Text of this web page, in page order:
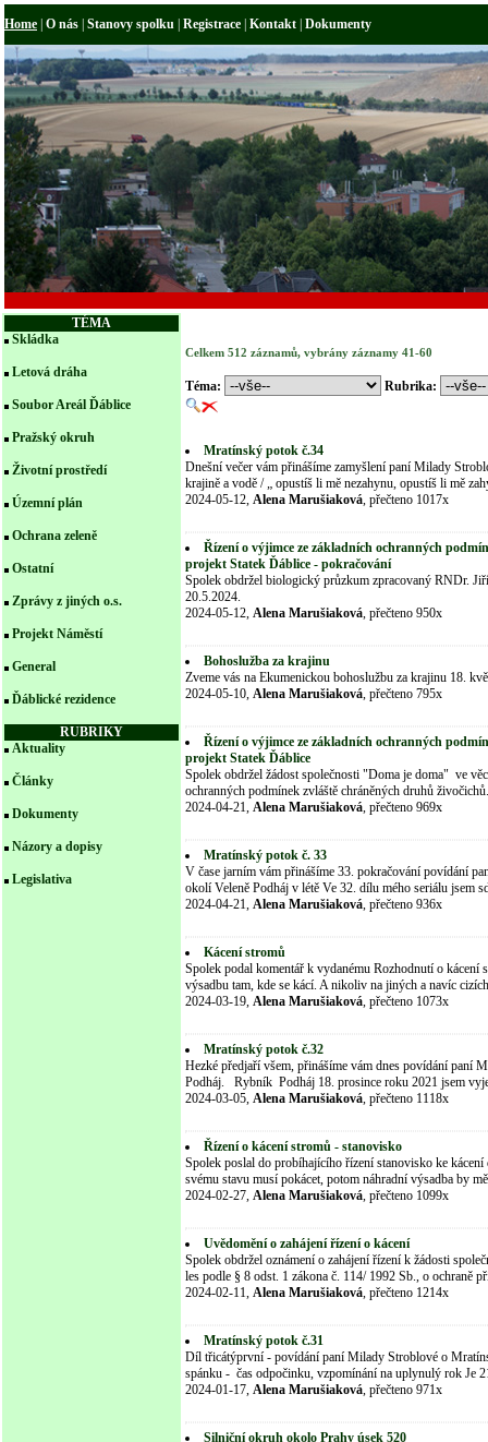
Home O nás Stanovy spolku Registrace Kontakt Dokumenty
TÉMA
Skládka
Letová dráha
Soubor Areál Ďáblice
Pražský okruh
Životní prostředí
Územní plán
Ochrana zeleně
Ostatní
Zprávy z jiných o.s.
Projekt Náměstí
General
Ďáblické rezidence
RUBRIKY
Aktuality
Články
Dokumenty
Názory a dopisy
Legislativa
Celkem 512 záznamů, vybrány záznamy 41-60
Téma: Rubrika:
Mratínský potok č.34
Dnešní večer vám přinášíme zamyšlení paní Milady
krajině a vodě / „ opustíš li mě nezahynu, opustíš li mě
2024-05-12, Alena Marušiaková, přečteno 1017x
Řízení o výjimce ze základních ochranných
projekt Statek Ďáblice - pokračování
Spolek obdržel biologický průzkum zpracovaný RNDr.
20.5.2024.
2024-05-12, Alena Marušiaková, přečteno 950x
Bohoslužba za krajinu
Zveme vás na Ekumenickou bohoslužbu za krajinu 18.
2024-05-10, Alena Marušiaková, přečteno 795x
Řízení o výjimce ze základních ochranných
projekt Statek Ďáblice
Spolek obdržel žádost společnosti "Doma je doma" ve
ochranných podmínek zvláště chráněných druhů
2024-04-21, Alena Marušiaková, přečteno 969x
Mratínský potok č. 33
V čase jarním vám přinášíme 33. pokračování povídání
okolí Veleně Podháj v létě Ve 32. dílu mého seriálu jsem
2024-04-21, Alena Marušiaková, přečteno 936x
Kácení stromů
Spolek podal komentář k vydanému Rozhodnutí o kácení
výsadbu tam, kde se kácí. A nikoliv na jiných a navíc
2024-03-19, Alena Marušiaková, přečteno 1073x
Mratínský potok č.32
Hezké předjaří všem, přinášíme vám dnes povídání paní
Podháj. Rybník Podháj 18. prosince roku 2021 jsem
2024-03-05, Alena Marušiaková, přečteno 1118x
Řízení o kácení stromů - stanovisko
Spolek poslal do probíhajícího řízení stanovisko ke
svému stavu musí pokácet, potom náhradní výsadba by
2024-02-27, Alena Marušiaková, přečteno 1099x
Uvědomění o zahájení řízení o kácení
Spolek obdržel oznámení o zahájení řízení k žádosti
les podle § 8 odst. 1 zákona č. 114/ 1992 Sb., o ochraně
2024-02-11, Alena Marušiaková, přečteno 1214x
Mratínský potok č.31
Díl třicátýprvní - povídání paní Milady Stroblové o
spánku - čas odpočinku, vzpomínání na uplynulý rok Je
2024-01-17, Alena Marušiaková, přečteno 971x
Silniční okruh okolo Prahy úsek 520